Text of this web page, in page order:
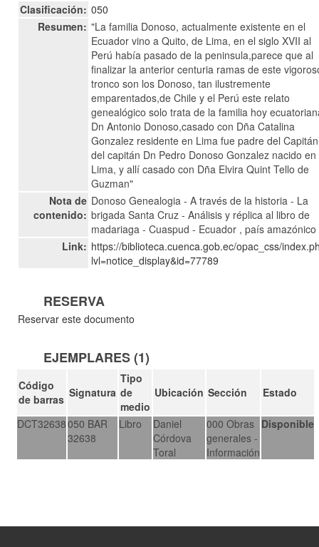
Clasificación: 050
Resumen: "La familia Donoso, actualmente existente en el
Ecuador vino a Quito, de Lima, en el siglo XVII al
Perú había pasado de la peninsula,parece que al
finalizar la anterior centuria ramas de este
tronco son los Donoso, tan ilustremente
emparentados,de Chile y el Perú este relato
genealógico solo trata de la familia hoy
Dn Antonio Donoso,casado con Dña Catalina
Gonzalez residente en Lima fue padre del Capitán
del capitán Dn Pedro Donoso Gonzalez nacido en
Lima, y allí casado con Dña Elvira Quint Tello de
Guzman"
Nota de
contenido:
Donoso Genealogia - A través de la historia - La
brigada Santa Cruz - Análisis y réplica al libro de
madariaga - Cuaspud - Ecuador , país amazónico
Link: https://biblioteca.cuenca.gob.ec/opac_css/
lvl=notice_display&id=77789
RESERVA
Reservar este documento
EJEMPLARES (1)
Código
de barras Signatura
Tipo
de
medio
Ubicación Sección Estado
DCT32638050 BAR
32638
Libro
Daniel
Córdova
Toral
000 Obras
generales -
Información
Disponible